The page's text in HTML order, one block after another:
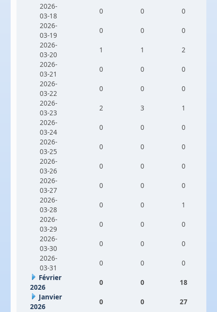
2026-
03-18
0 0
0
2026-
03-19
0 0
0
2026-
03-20
1 1
2
2026-
03-21
0 0
0
2026-
03-22
0 0
0
2026-
03-23
2 3
1
2026-
03-24
0 0
0
2026-
03-25
0 0
0
2026-
03-26
0 0
0
2026-
03-27
0 0
0
2026-
03-28
0 0
1
2026-
03-29
0 0
0
2026-
03-30
0 0
0
2026-
03-31
0 0
0
Février
2026
0 0
18
Janvier
2026
0 0
27